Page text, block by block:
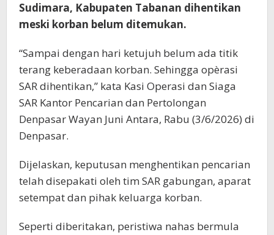
Sudimara, Kabupaten Tabanan dihentikan
meski korban belum ditemukan.
“Sampai dengan hari ketujuh belum ada titik
terang keberadaan korban. Sehingga opèrasi
SAR dihentikan,” kata Kasi Operasi dan Siaga
SAR Kantor Pencarian dan Pertolongan
Denpasar Wayan Juni Antara, Rabu (3/6/2026) di
Denpasar.
Dijelaskan, keputusan menghentikan pencarian
telah disepakati oleh tim SAR gabungan, aparat
setempat dan pihak keluarga korban.
Seperti diberitakan, peristiwa nahas bermula